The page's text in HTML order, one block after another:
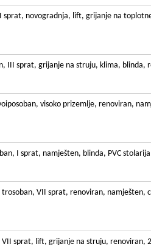
sprat, novogradnja, lift, grijanje na
III sprat, grijanje na struju, klima, blinda,
visoko prizemlje, renoviran,
I sprat, namješten, blinda, PVC
trosoban, VII sprat, renoviran, namješten,
sprat, lift, grijanje na struju, renoviran,